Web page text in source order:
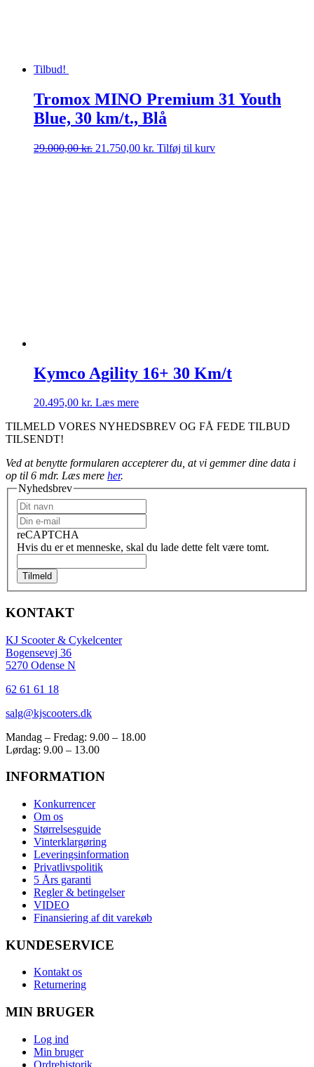
Tilbud!
Tromox MINO Premium 31 Youth
Blue, 30 km/t., Blå
29.000,00kr. Den
21.750,00 kr. Den
Tilføj til kurv
Kymco Agility 16+ 30 Km/t
20.495,00 kr. Læs mere
TILMELD VORES NYHEDSBREV OG FÅ FEDE TILBUD
TILSENDT!
Ved at benytte formularen accepterer du, at vi gemmer dine data i
op til 6 mdr. Læs mere her.
Nyhedsbrev
reCAPTCHA
Hvis du er et menneske, skal du lade dette felt være tomt.
Tilmeld
KONTAKT
KJ Scooter & Cykelcenter
Bogensevej 36
5270 Odense N
62 61 61 18
salg@kjscooters.dk
Mandag – Fredag: 9.00 – 18.00
Lørdag: 9.00 – 13.00
INFORMATION
Konkurrencer
Om os
Størrelsesguide
Vinterklargøring
Leveringsinformation
Privatlivspolitik
5 Års garanti
Regler & betingelser
VIDEO
Finansiering af dit varekøb
KUNDESERVICE
Kontakt os
Returnering
MIN BRUGER
Log ind
Min bruger
Ordrehistorik